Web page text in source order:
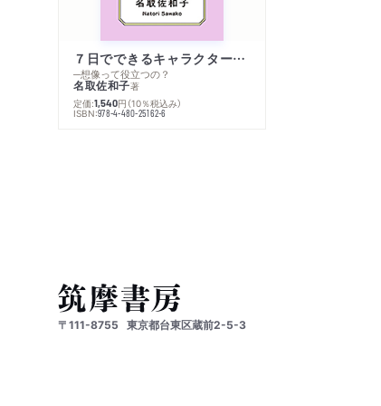
７日でできるキャラクター創作入門
─想像って役立つの？
名取佐和子著
定価:1,540円 （10％税込み）
ISBN:978-4-480-25162-6
〒111-8755 東京都台東区蔵前2-5-3